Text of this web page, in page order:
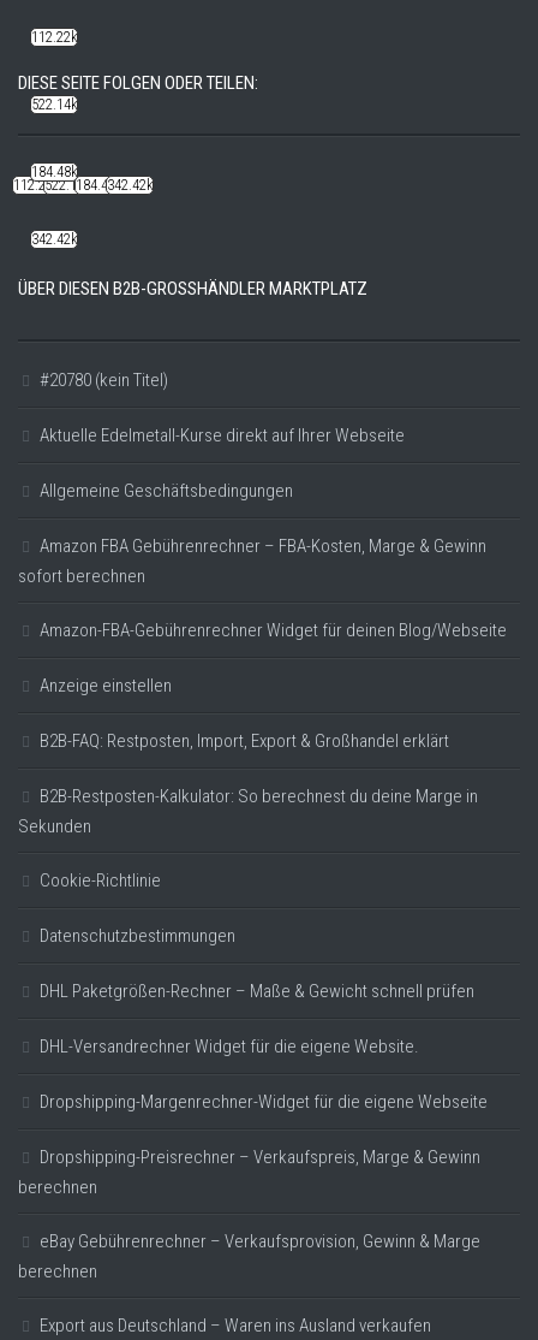
DIESE SEITE FOLGEN ODER TEILEN:
112.22k522.14k184.48k342.42k
ÜBER DIESEN B2B-GROSSHÄNDLER MARKTPLATZ
#20780 (kein Titel)
Aktuelle Edelmetall-Kurse direkt auf Ihrer Webseite
Allgemeine Geschäftsbedingungen
Amazon FBA Gebührenrechner – FBA-Kosten, Marge & Gewinn
sofort berechnen
Amazon-FBA-Gebührenrechner Widget für deinen Blog/Webseite
Anzeige einstellen
B2B-FAQ: Restposten, Import, Export & Großhandel erklärt
B2B-Restposten-Kalkulator: So berechnest du deine Marge in
Sekunden
Cookie-Richtlinie
Datenschutzbestimmungen
DHL Paketgrößen-Rechner – Maße & Gewicht schnell prüfen
DHL-Versandrechner Widget für die eigene Website.
Dropshipping-Margenrechner-Widget für die eigene Webseite
Dropshipping-Preisrechner – Verkaufspreis, Marge & Gewinn
berechnen
eBay Gebührenrechner – Verkaufsprovision, Gewinn & Marge
berechnen
Export aus Deutschland – Waren ins Ausland verkaufen
112.22k
522.14k
184.48k
342.42k